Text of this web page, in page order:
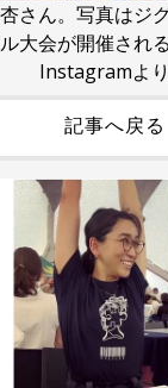
さん。写真はジ
大会が開催され
Instagramより
記事へ戻る